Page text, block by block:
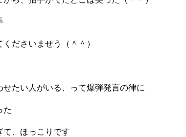
ださいませう（＾＾）
たい人がいる、って爆弾発言の律に
た
て、ほっこりです